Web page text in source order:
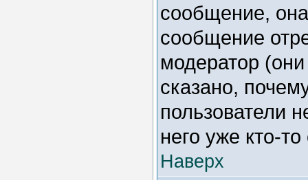
сообщение,
сообщение
модератор
сказано,
пользователи
него уже кто-то
Наверх